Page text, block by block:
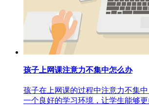
孩子上网课注意力不集中怎么办
孩子在上网课的过程中注意力不集
一个良好的学习环境，让学生能够